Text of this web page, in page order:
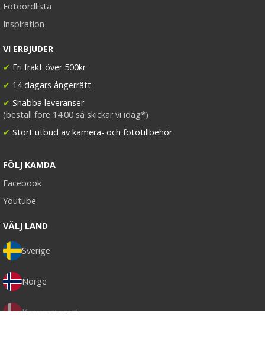
Fotoordlista
Inspiration
VI ERBJUDER
✔ Fri frakt över 500kr
✔ 14 dagars ångerrätt
✔ Snabba leveranser
(beställ före 14:00 så skickar vi idag*)
✔ Stort utbud av kamera- och fototillbehör
FÖLJ KAMDA
Facebook
Youtube
VÄLJ LAND
Sverige
Norge
Kommer snart